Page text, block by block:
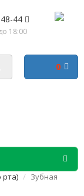
44
18:00
0
рта)
Зубная